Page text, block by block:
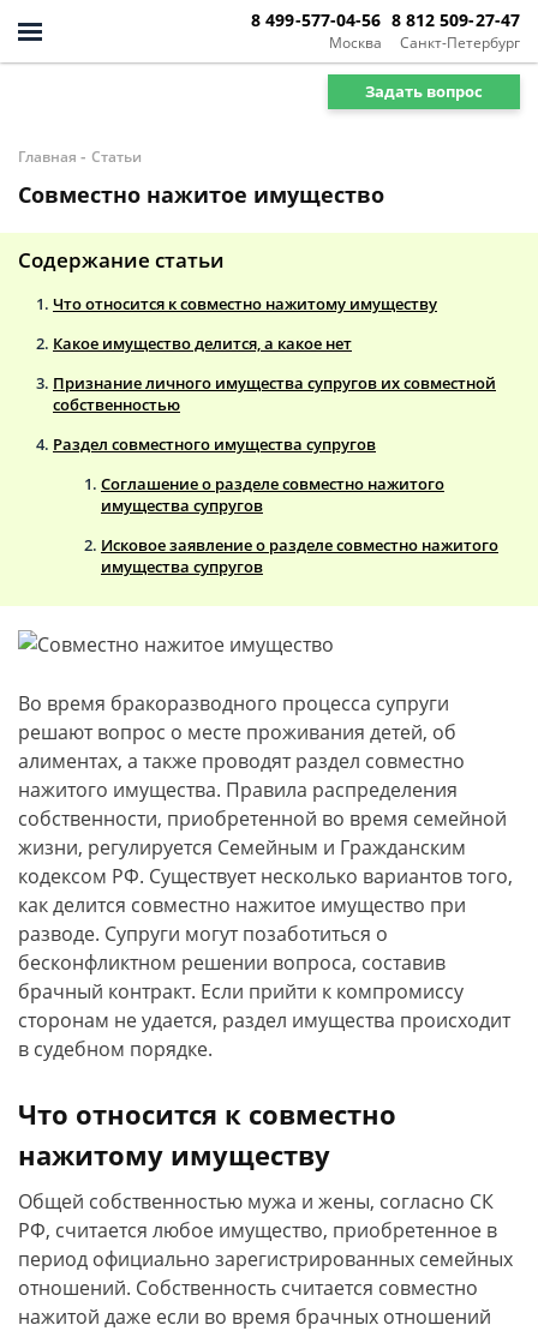
Москва
8 499-577-04-56
Санкт-Петербург
8 812 509-27-47
Задать вопрос
Главная - Статьи
Совместно нажитое имущество
Содержание статьи
Что относится к совместно нажитому имуществу
Какое имущество делится, а какое нет
Признание личного имущества супругов их совместной
собственностью
Раздел совместного имущества супругов
Соглашение о разделе совместно нажитого
имущества супругов
Исковое заявление о разделе совместно нажитого
имущества супругов
Во время бракоразводного процесса супруги
решают вопрос о месте проживания детей, об
алиментах, а также проводят раздел совместно
нажитого имущества. Правила распределения
собственности, приобретенной во время семейной
жизни, регулируется Семейным и Гражданским
кодексом РФ. Существует несколько вариантов того,
как делится совместно нажитое имущество при
разводе. Супруги могут позаботиться о
бесконфликтном решении вопроса, составив
брачный контракт. Если прийти к компромиссу
сторонам не удается, раздел имущества происходит
в судебном порядке.
Что относится к совместно
нажитому имуществу
Общей собственностью мужа и жены, согласно СК
РФ, считается любое имущество, приобретенное в
период официально зарегистрированных семейных
отношений. Собственность считается совместно
нажитой даже если во время брачных отношений